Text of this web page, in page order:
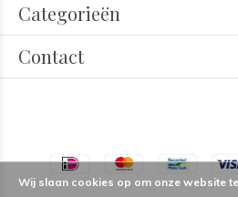
Categorieën
Contact
Wij slaan cookies op om onze website